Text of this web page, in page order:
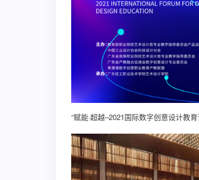
“赋能·超越–2021国际数字创意设计教